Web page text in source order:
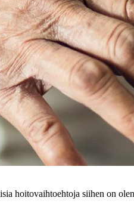
hoitovaihtoehtoja siihen on